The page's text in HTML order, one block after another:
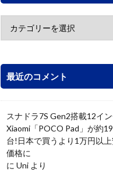
最近のコメント
スナドラ7S Gen2搭載12イ
Xiaomi「POCO Pad」が約
台!日本で買うより1万円以
価格に
に Uni より